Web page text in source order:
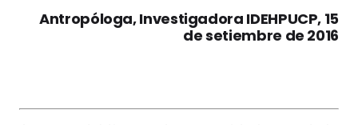
Antropóloga, Investigadora IDEHPUCP, 15
de setiembre de 2016